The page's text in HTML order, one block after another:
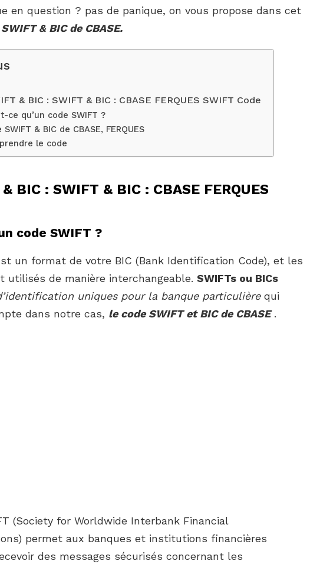
en question ? pas de panique, on vous propose dans cet
& BIC de CBASE.
& BIC : SWIFT & BIC : CBASE FERQUES SWIFT Code
ce qu’un code SWIFT ?
SWIFT & BIC de CBASE, FERQUES
le code
BIC : SWIFT & BIC : CBASE FERQUES
code SWIFT ?
un format de votre BIC (Bank Identification Code), et les
utilisés de manière interchangeable. SWIFTs ou BICs
uniques pour la banque particulière qui
dans notre cas, le code SWIFT et BIC de CBASE.
(Society for Worldwide Interbank Financial
permet aux banques et institutions financières
des messages sécurisés concernant les